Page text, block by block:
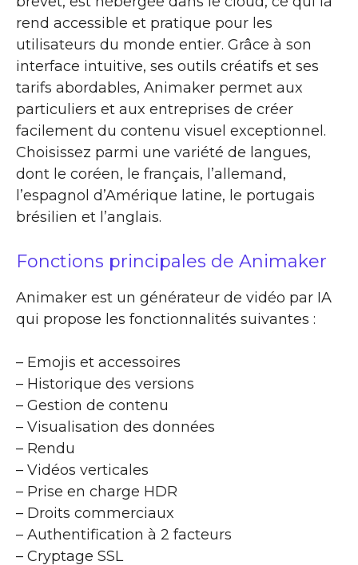
rend accessible et pratique pour les
utilisateurs du monde entier. Grâce à son
interface intuitive, ses outils créatifs et ses
tarifs abordables, Animaker permet aux
particuliers et aux entreprises de créer
facilement du contenu visuel exceptionnel.
Choisissez parmi une variété de langues,
dont le coréen, le français, l’allemand,
l’espagnol d’Amérique latine, le portugais
brésilien et l’anglais.
Fonctions principales de Animaker
Animaker est un générateur de vidéo par IA
qui propose les fonctionnalités suivantes :
– Emojis et accessoires
– Historique des versions
– Gestion de contenu
– Visualisation des données
– Rendu
– Vidéos verticales
– Prise en charge HDR
– Droits commerciaux
– Authentification à 2 facteurs
– Cryptage SSL